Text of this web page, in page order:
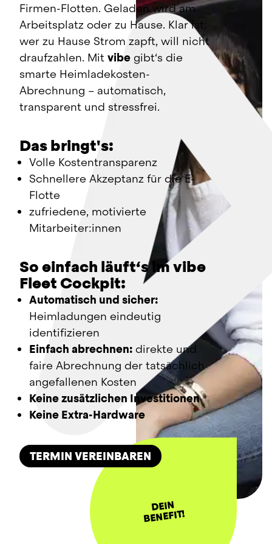
Firmen-Flotten. Geladen wird am
Arbeitsplatz oder zu Hause. Klar ist:
wer zu Hause Strom zapft, will nicht
draufzahlen. Mit vibe gibt‘s die
smarte Heimladekosten-
Abrechnung – automatisch,
transparent und stressfrei.
Das bringt's:
Volle Kostentransparenz
Schnellere Akzeptanz für die E-
Flotte
zufriedene, motivierte
Mitarbeiter:innen
So einfach läuft‘s im vibe
Fleet Cockpit:
Automatisch und sicher:
Heimladungen eindeutig
identifizieren
Einfach abrechnen: direkte und
faire Abrechnung der tatsächlich
angefallenen Kosten
Keine zusätzlichen Investitionen
Keine Extra-Hardware
TERMIN VEREINBAREN
DEIN
BENEFIT!